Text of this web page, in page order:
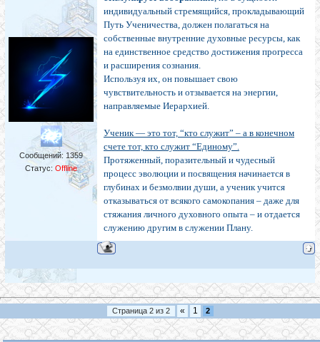
Сообщений: 1359
Статус: Offline
индивидуальный стремящийся, прокладывающий
Путь Ученичества, должен полагаться на
собственные внутренние духовные ресурсы, как
на единственное средство достижения прогресса
и расширения сознания.
Используя их, он повышает свою
чувствительность и отзывается на энергии,
направляемые Иерархией.
Ученик — это тот, “кто служит” – а в конечном
счете тот, кто служит “Единому”.
Протяженный, поразительный и чудесный
процесс эволюции и посвящения начинается в
глубинах и безмолвии души, а ученик учится
отказываться от всякого самокопания – даже для
стяжания личного духовного опыта – и отдается
служению другим в служении Плану.
Страница 2из 2 « 1 2